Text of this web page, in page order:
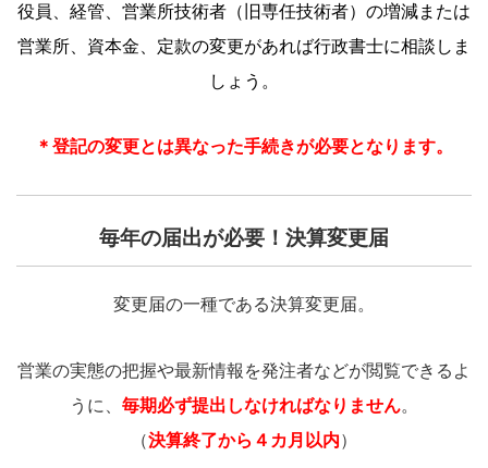
役員、経管、営業所技術者（旧専任技術者）の増減または
営業所、資本金、定款の変更があれば行政書士に相談しま
しょう。
＊登記の変更とは異なった手続きが必要となります。
毎年の届出が必要！決算変更届
変更届の一種である決算変更届。
営業の実態の把握や最新情報を発注者などが閲覧できるよ
うに、 毎期必ず提出しなければなりません。
（決算終了から４カ月以内）